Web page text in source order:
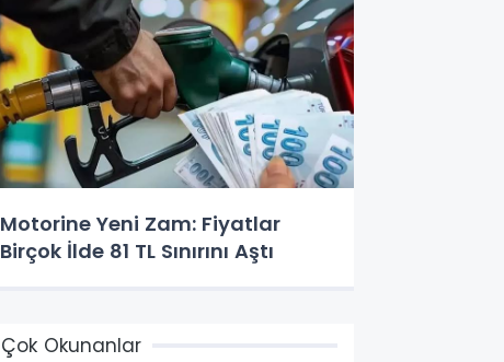
Motorine Yeni Zam: Fiyatlar
Birçok İlde 81 TL Sınırını Aştı
Çok Okunanlar